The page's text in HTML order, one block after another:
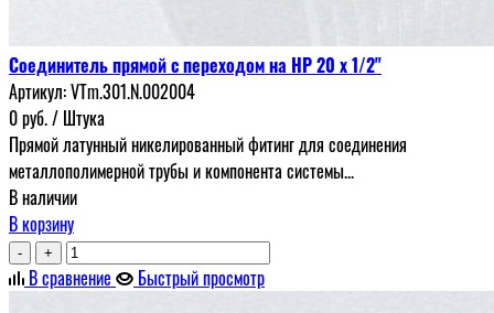
Соединитель прямой с переходом на НР 20 х 1/2"
Артикул:VTm.301.N.002004
0руб./ Штука
Прямой латунный никелированный фитинг для соединения
металлополимерной трубы и компонента системы...
В наличии
В корзину
- +
В сравнение Быстрый просмотр